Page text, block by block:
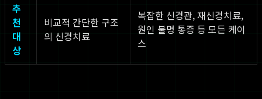
추
천
대
상
비교적 간단한 구조
의 신경치료
복잡한 신경관, 재신경치료,
원인 불명 통증 등 모든 케이
스